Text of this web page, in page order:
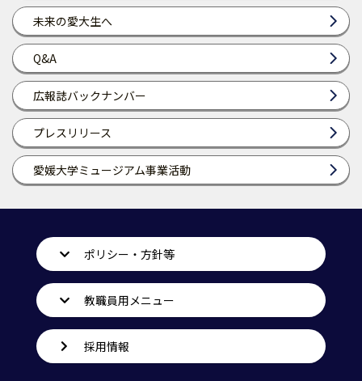
未来の愛大生へ
Q&A
広報誌バックナンバー
プレスリリース
愛媛大学ミュージアム事業活動
ポリシー・方針等
教職員用メニュー
採用情報